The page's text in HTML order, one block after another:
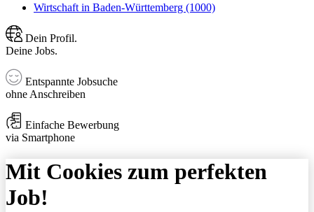
Wirtschaft in Baden-Württemberg (1000)
Dein Profil.
Deine Jobs.
Entspannte Jobsuche
ohne Anschreiben
Einfache Bewerbung
via Smartphone
Mit Cookies zum perfekten
Job!